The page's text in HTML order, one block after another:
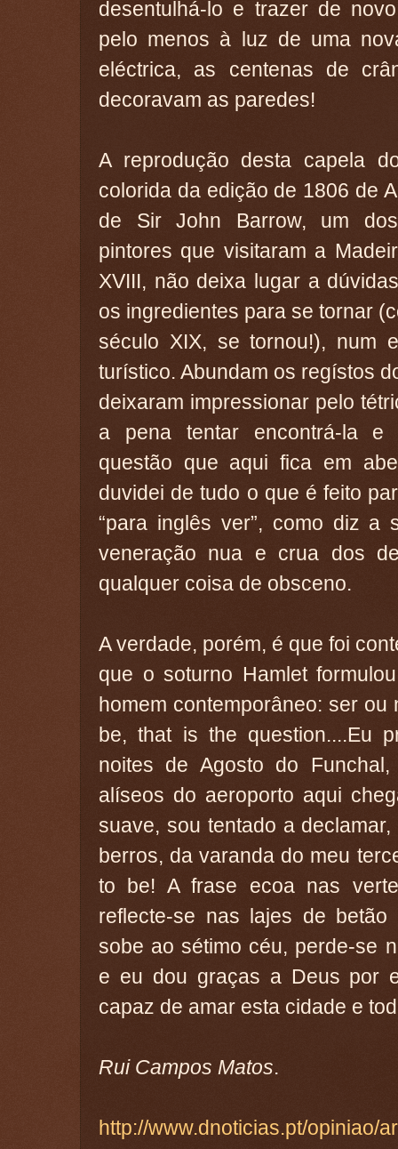
desentulhá-lo e trazer de
pelo menos à luz de uma
eléctrica, as centenas de
decoravam as paredes!
A reprodução desta capela
colorida da edição de 1806 de
de Sir John Barrow, um
pintores que visitaram a
XVIII, não deixa lugar a
os ingredientes para se tornar
século XIX, se tornou!), num
turístico. Abundam os regístos
deixaram impressionar pelo
a pena tentar encontrá-la e
questão que aqui fica em
duvidei de tudo o que é feito
“para inglês ver”, como diz a
veneração nua e crua dos
qualquer coisa de obsceno.
A verdade, porém, é que foi
que o soturno Hamlet
homem contemporâneo: ser
be, that is the question....Eu
noites de Agosto do
alíseos do aeroporto aqui
suave, sou tentado a
berros, da varanda do meu
to be! A frase ecoa nas
reflecte-se nas lajes de
sobe ao sétimo céu, perde-se
e eu dou graças a Deus por
capaz de amar esta cidade e
Rui Campos Matos.
http://www.dnoticias.pt/opiniao/